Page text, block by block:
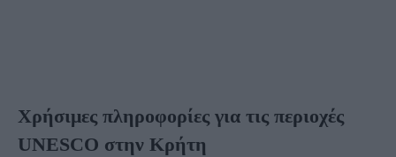
Χρήσιμες πληροφορίες για τις περιοχές
UNESCO στην Κρήτη